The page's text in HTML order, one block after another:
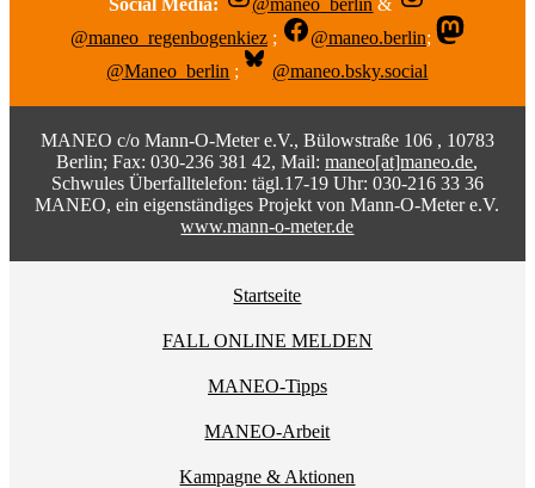
Social Media: @maneo_berlin &
@maneo_regenbogenkiez ; @maneo.berlin;
@Maneo_berlin ; @maneo.bsky.social
MANEO c/o Mann-O-Meter e.V., Bülowstraße 106 , 10783
Berlin; Fax: 030-236 381 42, Mail:maneo[at]maneo.de,
Schwules Überfalltelefon: tägl.17-19 Uhr: 030-216 33 36
MANEO, ein eigenständiges Projekt von Mann-O-Meter e.V.
www.mann-o-meter.de
Startseite
FALL ONLINE MELDEN
MANEO-Tipps
MANEO-Arbeit
Kampagne & Aktionen